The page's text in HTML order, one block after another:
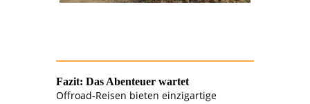
Fazit: Das Abenteuer wartet
Offroad-Reisen bieten einzigartige